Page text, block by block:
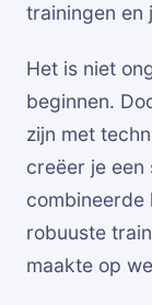
trainingen en
Het is niet
beginnen.
zijn met
creëer je een
combineerde
robuuste
maakte op